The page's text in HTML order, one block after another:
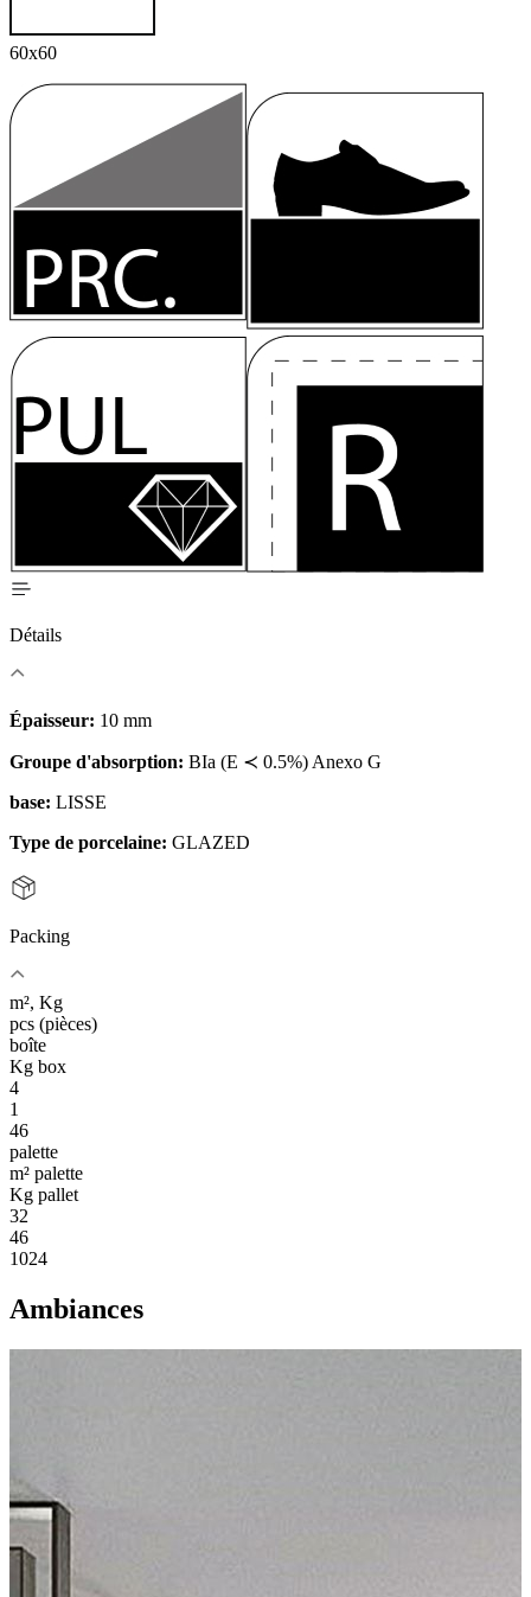
60x60
Détails
Épaisseur: 10 mm
Groupe d'absorption: BIa (E ≺ 0.5%) Anexo G
base: LISSE
Type de porcelaine: GLAZED
Packing
m², Kg
pcs (pièces)
boîte
Kg box
4
1
46
palette
m² palette
Kg pallet
32
46
1024
Ambiances